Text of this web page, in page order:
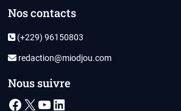
Nos contacts
(+229) 96150803
redaction@miodjou.com
Nous suivre
Facebook
X YouTube
LinkedIn